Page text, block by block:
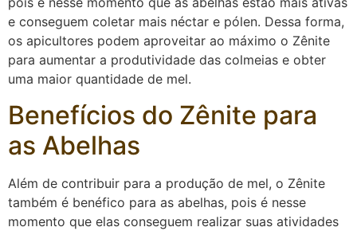
e conseguem coletar mais néctar e pólen. Dessa forma,
os apicultores podem aproveitar ao máximo o Zênite
para aumentar a produtividade das colmeias e obter
uma maior quantidade de mel.
Benefícios do Zênite para
as Abelhas
Além de contribuir para a produção de mel, o Zênite
também é benéfico para as abelhas, pois é nesse
momento que elas conseguem realizar suas atividades